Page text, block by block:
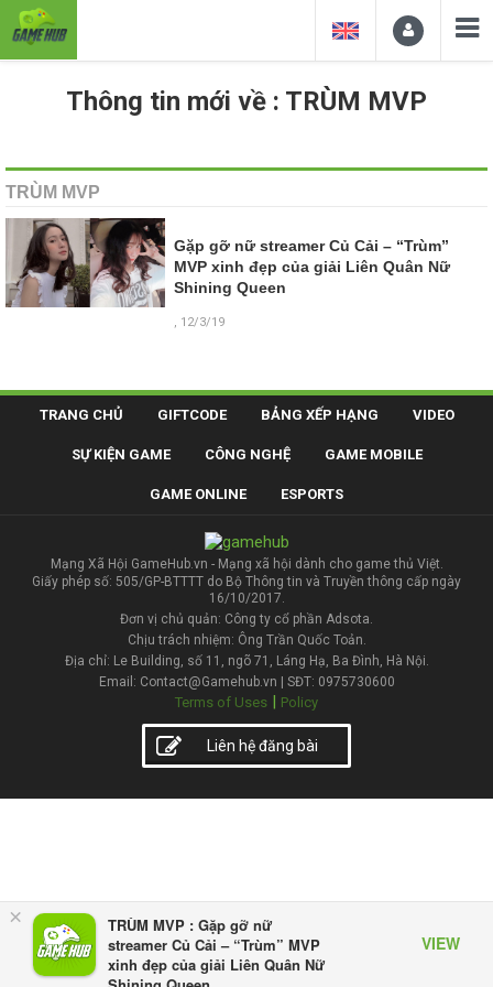
×
TRÙM MVP : Gặp gỡ nữ
streamer Củ Cải – “Trùm” MVP
xinh đẹp của giải Liên Quân Nữ
VIEW
Thông tin mới về : TRÙM MVP
TRÙM MVP
Gặp gỡ nữ streamer Củ Cải – “Trùm”
MVP xinh đẹp của giải Liên Quân Nữ
Shining Queen
, 12/3/19
TRANG CHỦ GIFTCODE BẢNG XẾP HẠNG VIDEO
SỰ KIỆN GAME CÔNG NGHỆ GAME MOBILE
GAME ONLINE ESPORTS
Mạng Xã Hội GameHub.vn - Mạng xã hội dành cho game thủ Việt.
Giấy phép số: 505/GP-BTTTT do Bộ Thông tin và Truyền thông cấp ngày
16/10/2017.
Đơn vị chủ quản: Công ty cổ phần Adsota.
Chịu trách nhiệm: Ông Trần Quốc Toản.
Địa chỉ: Le Building, số 11, ngõ 71, Láng Hạ, Ba Đình, Hà Nội.
Email: Contact@Gamehub.vn | SĐT: 0975730600
Terms of Uses | Policy
Liên hệ đăng bài